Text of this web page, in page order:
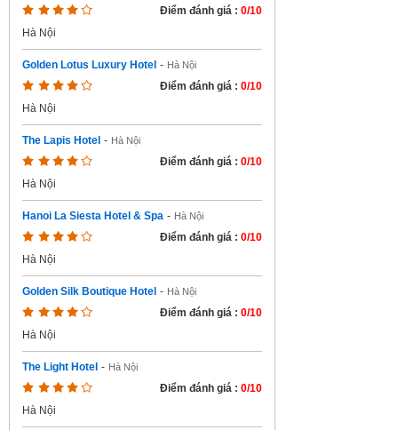
Điểm đánh giá : 0/10
Hà Nội
Golden Lotus Luxury Hotel - Hà Nội
Điểm đánh giá : 0/10
Hà Nội
The Lapis Hotel - Hà Nội
Điểm đánh giá : 0/10
Hà Nội
Hanoi La Siesta Hotel & Spa - Hà Nội
Điểm đánh giá : 0/10
Hà Nội
Golden Silk Boutique Hotel - Hà Nội
Điểm đánh giá : 0/10
Hà Nội
The Light Hotel - Hà Nội
Điểm đánh giá : 0/10
Hà Nội